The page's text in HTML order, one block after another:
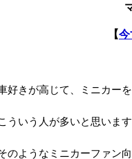
【
好きが高じて、ミニカー
ういう人が多いと思います
のようなミニカーファン向